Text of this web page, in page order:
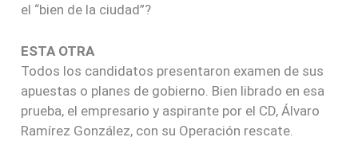
el “bien de la ciudad”?
ESTA OTRA
Todos los candidatos presentaron examen de sus
apuestas o planes de gobierno. Bien librado en esa
prueba, el empresario y aspirante por el CD, Álvaro
Ramírez González, con su Operación rescate.